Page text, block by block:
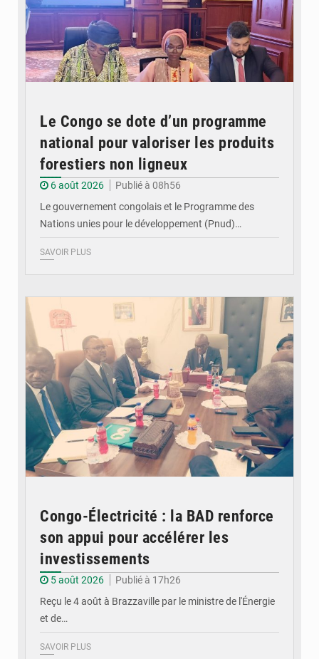
Le Congo se dote d’un programme
national pour valoriser les produits
forestiers non ligneux
6 août 2026
Publié à 08h56
Le gouvernement congolais et le Programme des
Nations unies pour le développement (Pnud)…
SAVOIR PLUS
Congo-Électricité : la BAD renforce
son appui pour accélérer les
investissements
5 août 2026
Publié à 17h26
Reçu le 4 août à Brazzaville par le ministre de l'Énergie
et de…
SAVOIR PLUS